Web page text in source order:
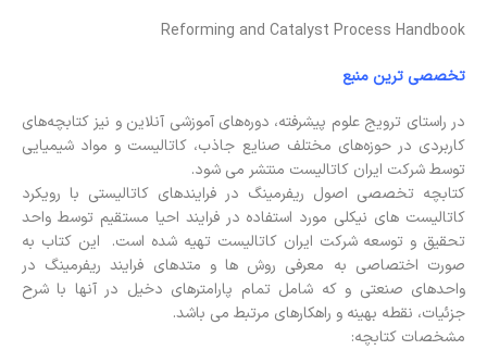
Reforming and Catalyst Process Handbook
تخصصی ترین منبع
در راستای ترویج علوم پیشرفته، دوره‌های آموزشی آنلاین و نیز کتابچه‌های
کاربردی در حوزه‌های مختلف صنایع جاذب، کاتالیست و مواد شیمیایی
توسط شرکت ایران کاتالیست منتشر می شود.
کتابچه تخصصی اصول ریفرمینگ در فرایندهای کاتالیستی با رویکرد
کاتالیست های نیکلی مورد استفاده در فرایند احیا مستقیم توسط واحد
تحقیق و توسعه شرکت ایران کاتالیست تهیه شده است. این کتاب به
صورت اختصاصی به معرفی روش ها و متدهای فرایند ریفرمینگ در
واحدهای صنعتی و که شامل تمام پارامترهای دخیل در آنها با شرح
جزئیات، نقطه بهینه و راهکارهای مرتبط می باشد.
مشخصات کتابچه: